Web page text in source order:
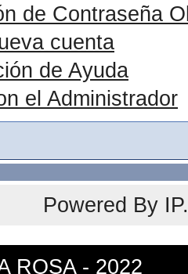
de Contraseña
cuenta
de Ayuda
el Administrador
Powered By
ROSA - 2022